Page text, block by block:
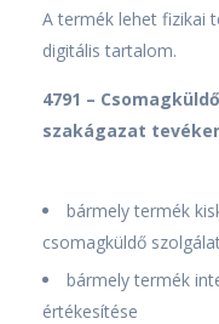
A termék lehet fizikai
digitális tartalom.
4791 –
szakágazat
bármely termék
csomagküldő
bármely termék
értékesítése